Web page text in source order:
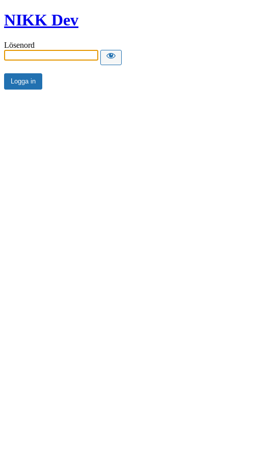
NIKK Dev
Lösenord